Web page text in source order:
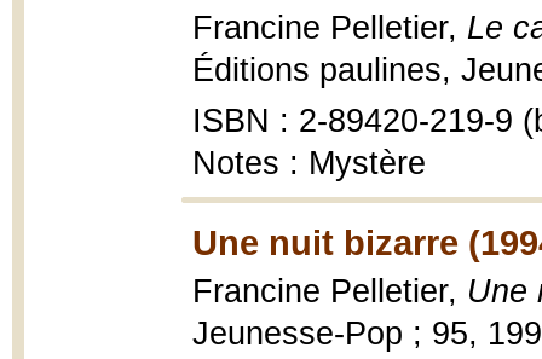
Francine Pelletier, Le
Éditions paulines,
ISBN : 2-89420-219-9
Notes : Mystère
Une nuit bizarre
Francine Pelletier, Une
Jeunesse-Pop ; 95,